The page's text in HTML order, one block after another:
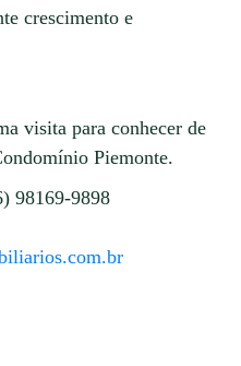
crescimento e
visita para conhecer de
Piemonte.
98169-9898